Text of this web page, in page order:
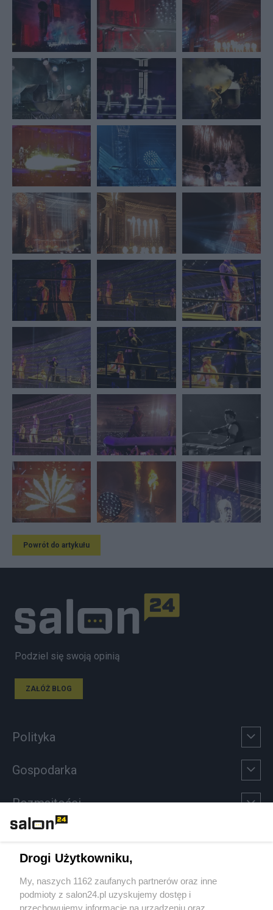
Powrót do artykułu
Podziel się swoją opinią
ZAŁÓŻ BLOG
Polityka
Gospodarka
Rozmaitości
Sport
Społeczeństwo
Drogi Użytkowniku,
My, naszych 1162 zaufanych partnerów oraz inne
podmioty z salon24.pl uzyskujemy dostęp i
przechowujemy informacje na urządzeniu oraz